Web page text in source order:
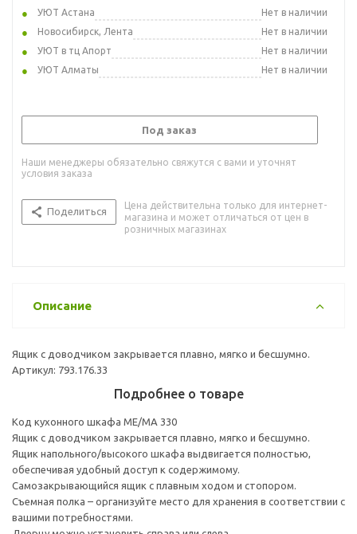
УЮТ Астана
Нет в наличии
Новосибирск, Лента
Нет в наличии
УЮТ в тц Апорт
Нет в наличии
УЮТ Алматы
Нет в наличии
Под заказ
Наши менеджеры обязательно свяжутся с вами и уточнят
условия заказа
Поделиться
Цена действительна только для интернет-
магазина и может отличаться от цен в
розничных магазинах
Описание
Ящик с доводчиком закрывается плавно, мягко и бесшумно.
Артикул: 793.176.33
Подробнее о товаре
Код кухонного шкафа ME/MA 330
Ящик с доводчиком закрывается плавно, мягко и бесшумно.
Ящик напольного/высокого шкафа выдвигается полностью,
обеспечивая удобный доступ к содержимому.
Cамозакрывающийся ящик с плавным ходом и стопором.
Съемная полка – организуйте место для хранения в соответствии с
вашими потребностями.